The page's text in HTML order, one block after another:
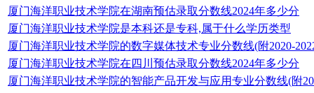
厦门海洋职业技术学院在湖南预估录取分数线2024年多少分
厦门海洋职业技术学院是本科还是专科,属于什么学历类型
厦门海洋职业技术学院的数字媒体技术专业分数线(附2020-
厦门海洋职业技术学院在四川预估录取分数线2024年多少分
厦门海洋职业技术学院的智能产品开发与应用专业分数线(附